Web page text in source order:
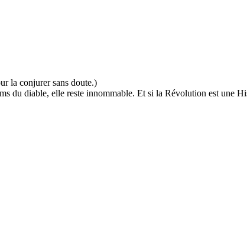
la conjurer sans doute.)
du diable, elle reste innommable. Et si la Révolution est une